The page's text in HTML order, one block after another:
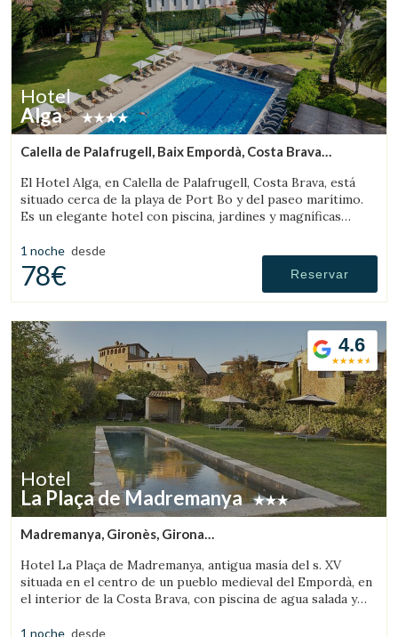
Hotel
Alga
Calella de Palafrugell, Baix Empordà, Costa Brava
El Hotel Alga, en Calella de Palafrugell, Costa Brava, está
situado cerca de la playa de Port Bo y del paseo marítimo.
Es un elegante hotel con piscina, jardines y magníficas
1 noche desde
78€ Reservar
4.6
Hotel
La Plaça de Madremanya
Madremanya, Gironès, Girona
Hotel La Plaça de Madremanya, antigua masía del s. XV
situada en el centro de un pueblo medieval del Empordà, en
el interior de la Costa Brava, con piscina de agua salada y
1 noche desde